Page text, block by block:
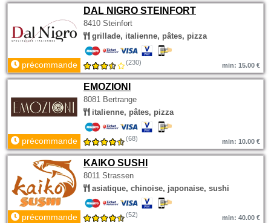
DAL NIGRO STEINFORT
8410 Steinfort
grillade, italienne, pâtes, pizza
précommande (230) min: 15.00 €
EMOZIONI
8081 Bertrange
italienne, pâtes, pizza
précommande (68) min: 10.00 €
KAIKO SUSHI
8011 Strassen
asiatique, chinoise, japonaise, sushi
précommande (52) min: 40.00 €